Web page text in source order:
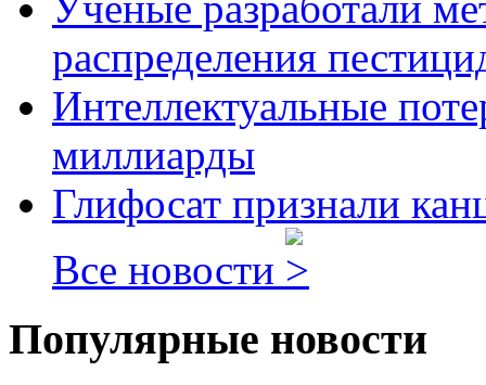
распределения
Интеллектуальные
миллиарды
Глифосат признали
Все новости
Популярные новости